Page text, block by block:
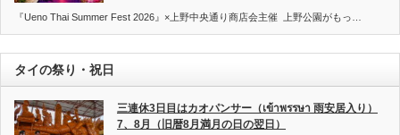
『Ueno Thai Summer Fest 2026』×上野中央通り商店会主催 上野公園がもっ…
タイの祭り・祝日
三連休3日目はカオパンサー（เข้าพรรษา 雨安居入り）
7、8月（旧暦8月満月の日の翌日）